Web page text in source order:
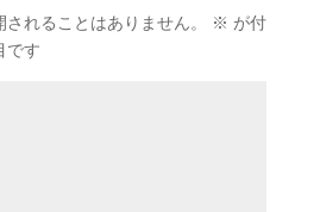
れることはありません。 ※ が付
です